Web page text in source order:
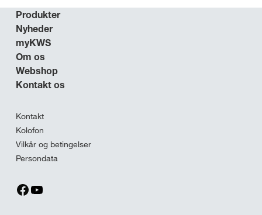
Produkter
Nyheder
myKWS
Om os
Webshop
Kontakt os
Kontakt
Kolofon
Vilkår og betingelser
Persondata